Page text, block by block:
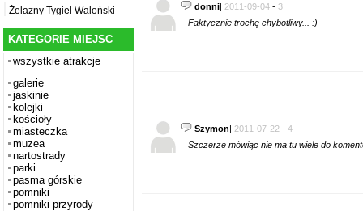
Żelazny Tygiel Waloński
KATEGORIE MIEJSC
wszystkie atrakcje
galerie
jaskinie
kolejki
kościoły
miasteczka
muzea
nartostrady
parki
pasma górskie
pomniki
pomniki przyrody
donni| 2011-09-04 - 3
Faktycznie trochę chybotliwy... :)
Szymon| 2011-07-22 - 4
Szczerze mówiąc nie ma tu wiele do